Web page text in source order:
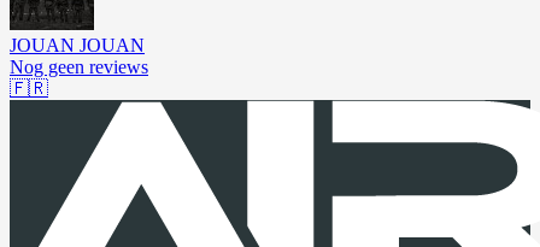
JOUAN JOUAN
Nog geen reviews
🇫🇷